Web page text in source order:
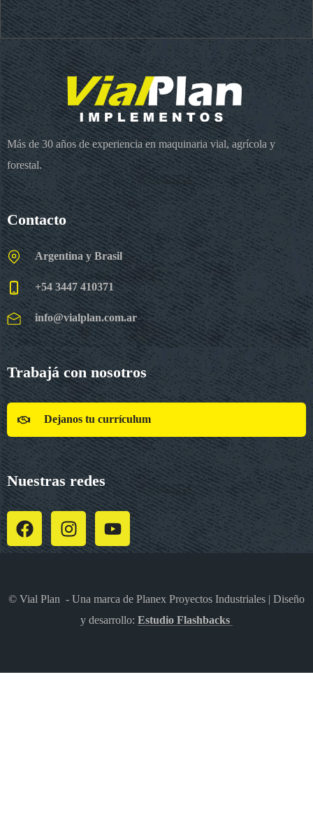
Más de 30 años de experiencia en maquinaria vial, agrícola y
forestal.
Contacto
Argentina y Brasil
+54 3447 410371
info@vialplan.com.ar
Trabajá con nosotros
Dejanos tu currículum
Nuestras redes
© Vial Plan - Una marca de Planex Proyectos Industriales | Diseño
y desarrollo: Estudio Flashbacks